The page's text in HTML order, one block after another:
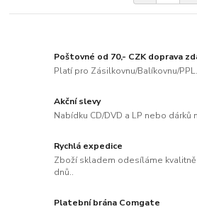
Poštovné od 70,- CZK doprava
Platí pro Zásilkovnu/Balíkovnu/PPL.
Akční slevy
Nabídku CD/DVD a LP nebo dárků
Rychlá expedice
Zboží skladem odesíláme
dnů..
Platební brána Comgate